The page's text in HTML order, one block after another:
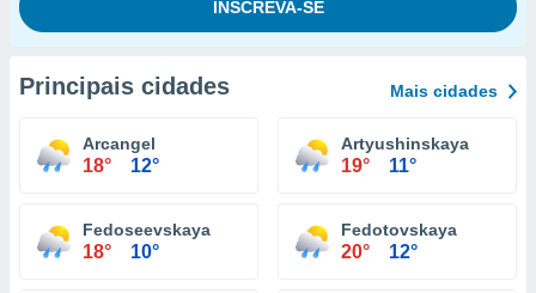
Principais cidades Mais cidades
Arcangel
18° 12°
Artyushinskaya
19° 11°
Fedoseevskaya
18° 10°
Fedotovskaya
20° 12°